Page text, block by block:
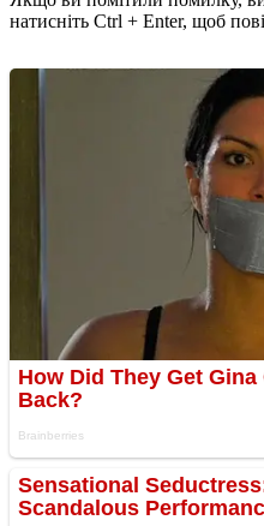
натисніть Ctrl + Enter, щоб